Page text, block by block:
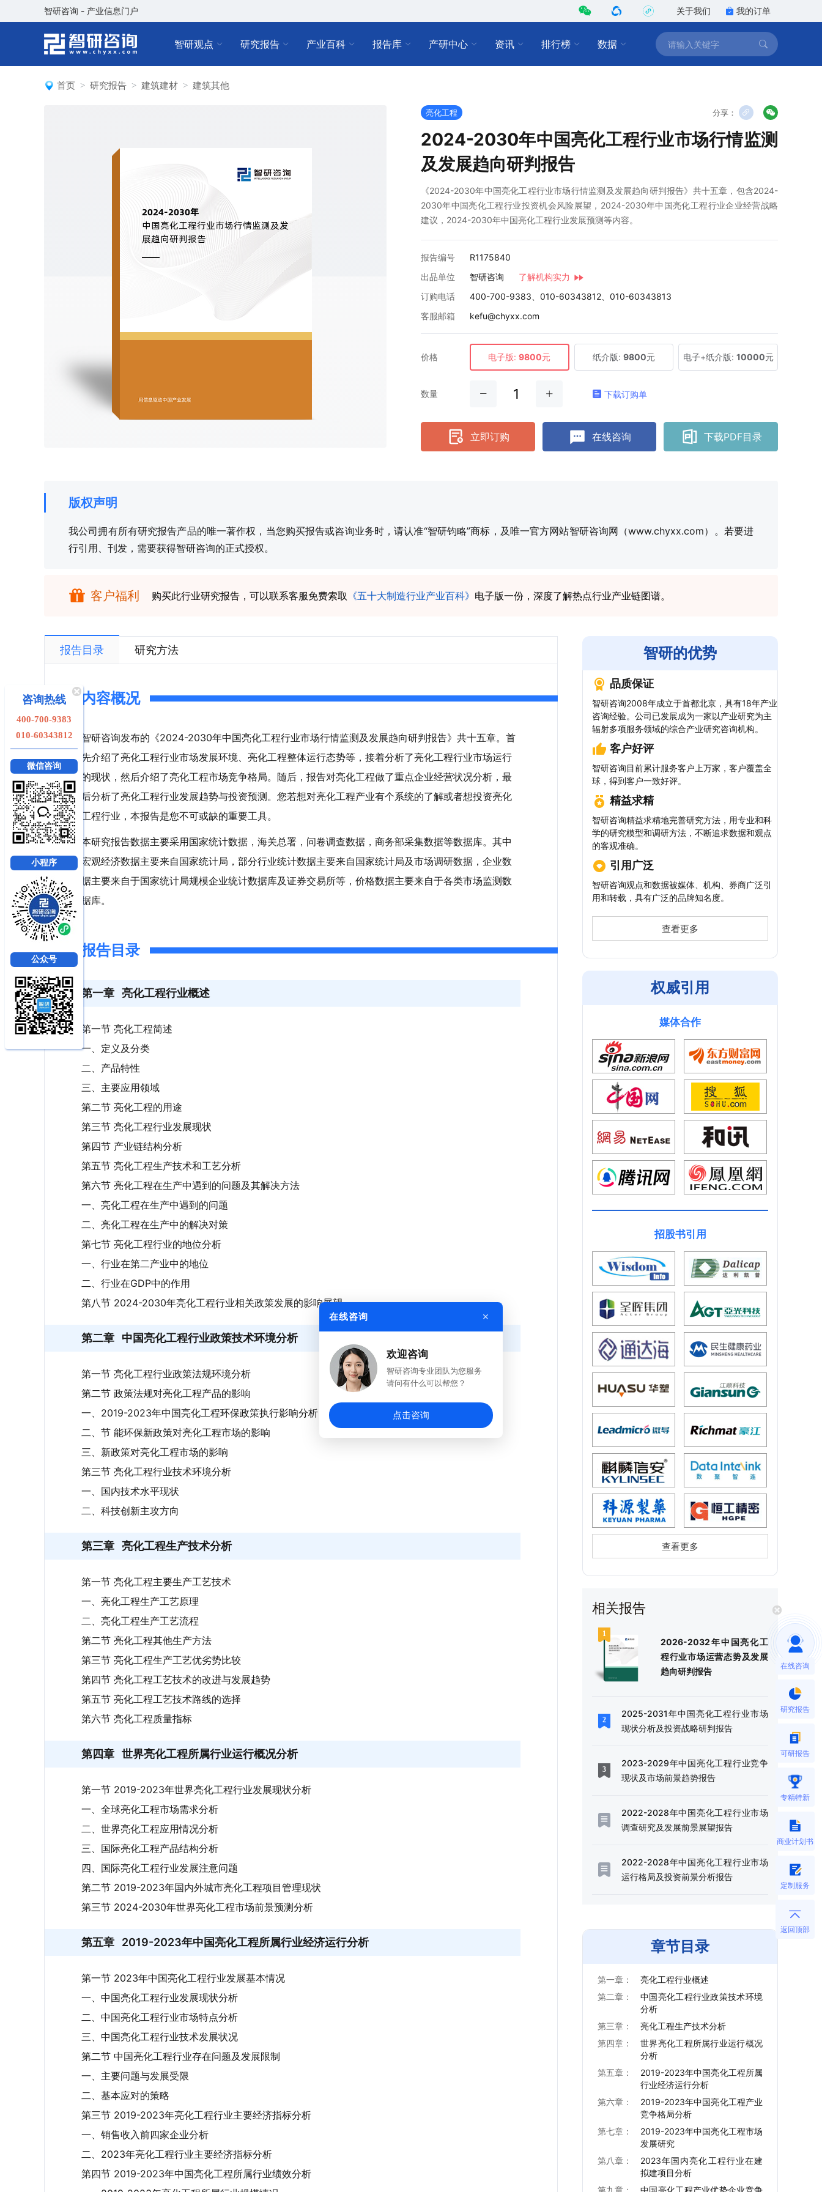
智研咨询 - 产业信息门户 关于我们 我的订单
智研观点 研究报告 产业百科 报告库 产研中心 资讯 排行榜 数据
首页 研究报告 建筑建材 建筑其他
亮化工程 分享：
2024-2030年中国亮化工程行业市场行情监测
及发展趋向研判报告
《2024-2030年中国亮化工程行业市场行情监测及发展趋向研判报告》共十五章，包含2024-
2030年中国亮化工程行业投资机会风险展望，2024-2030年中国亮化工程行业企业经营战略
建议，2024-2030年中国亮化工程行业发展预测等内容。
报告编号
R1175840
出品单位
智研咨询
了解机构实力
订购电话
400-700-9383、010-60343812、010-60343813
客服邮箱
kefu@chyxx.com
价格 电子版: 9800元 纸介版: 9800元 电子+纸介版: 10000元
数量 下载订购单
立即订购 在线咨询 下载PDF目录
版权声明
我公司拥有所有研究报告产品的唯一著作权，当您购买报告或咨询业务时，请认准“智研钧略”商标，及唯一官方网站智研咨询网（www.chyxx.com）。若要进
行引用、刊发，需要获得智研咨询的正式授权。
客户福利 购买此行业研究报告，可以联系客服免费索取 《五十大制造行业产业百科》 电子版一份，深度了解热点行业产业链图谱。
报告目录 研究方法
内容概况
智研咨询发布的《2024-2030年中国亮化工程行业市场行情监测及发展趋向研判报告》共十五章。首
先介绍了亮化工程行业市场发展环境、亮化工程整体运行态势等，接着分析了亮化工程行业市场运行
的现状，然后介绍了亮化工程市场竞争格局。随后，报告对亮化工程做了重点企业经营状况分析，最
后分析了亮化工程行业发展趋势与投资预测。您若想对亮化工程产业有个系统的了解或者想投资亮化
工程行业，本报告是您不可或缺的重要工具。
本研究报告数据主要采用国家统计数据，海关总署，问卷调查数据，商务部采集数据等数据库。其中
宏观经济数据主要来自国家统计局，部分行业统计数据主要来自国家统计局及市场调研数据，企业数
据主要来自于国家统计局规模企业统计数据库及证券交易所等，价格数据主要来自于各类市场监测数
据库。
报告目录
第一章 亮化工程行业概述
第一节 亮化工程简述
一、定义及分类
二、产品特性
三、主要应用领域
第二节 亮化工程的用途
第三节 亮化工程行业发展现状
第四节 产业链结构分析
第五节 亮化工程生产技术和工艺分析
第六节 亮化工程在生产中遇到的问题及其解决方法
一、亮化工程在生产中遇到的问题
二、亮化工程在生产中的解决对策
第七节 亮化工程行业的地位分析
一、行业在第二产业中的地位
二、行业在GDP中的作用
第八节 2024-2030年亮化工程行业相关政策发展的影响展望
第二章 中国亮化工程行业政策技术环境分析
第一节 亮化工程行业政策法规环境分析
第二节 政策法规对亮化工程产品的影响
一、2019-2023年中国亮化工程环保政策执行影响分析
二、节 能环保新政策对亮化工程市场的影响
三、新政策对亮化工程市场的影响
第三节 亮化工程行业技术环境分析
一、国内技术水平现状
二、科技创新主攻方向
第三章 亮化工程生产技术分析
第一节 亮化工程主要生产工艺技术
一、亮化工程生产工艺原理
二、亮化工程生产工艺流程
第二节 亮化工程其他生产方法
第三节 亮化工程生产工艺优劣势比较
第四节 亮化工程工艺技术的改进与发展趋势
第五节 亮化工程工艺技术路线的选择
第六节 亮化工程质量指标
第四章 世界亮化工程所属行业运行概况分析
第一节 2019-2023年世界亮化工程行业发展现状分析
一、全球亮化工程市场需求分析
二、世界亮化工程应用情况分析
三、国际亮化工程产品结构分析
四、国际亮化工程行业发展注意问题
第二节 2019-2023年国内外城市亮化工程项目管理现状
第三节 2024-2030年世界亮化工程市场前景预测分析
第五章 2019-2023年中国亮化工程所属行业经济运行分析
第一节 2023年中国亮化工程行业发展基本情况
一、中国亮化工程行业发展现状分析
二、中国亮化工程行业市场特点分析
三、中国亮化工程行业技术发展状况
第二节 中国亮化工程行业存在问题及发展限制
一、主要问题与发展受限
二、基本应对的策略
第三节 2019-2023年亮化工程行业主要经济指标分析
一、销售收入前四家企业分析
二、2023年亮化工程行业主要经济指标分析
第四节 2019-2023年中国亮化工程所属行业绩效分析
智研的优势
品质保证
智研咨询2008年成立于首都北京，具有18年产业
咨询经验。公司已发展成为一家以产业研究为主
辐射多项服务领域的综合产业研究咨询机构。
客户好评
智研咨询目前累计服务客户上万家，客户覆盖全
球，得到客户一致好评。
精益求精
智研咨询精益求精地完善研究方法，用专业和科
学的研究模型和调研方法，不断追求数据和观点
的客观准确。
引用广泛
智研咨询观点和数据被媒体、机构、券商广泛引
用和转载，具有广泛的品牌知名度。
查看更多
权威引用
媒体合作
招股书引用
查看更多
相关报告
2026-2032年中国亮化工
程行业市场运营态势及发展
趋向研判报告
2025-2031年中国亮化工程行业市场
现状分析及投资战略研判报告
2023-2029年中国亮化工程行业竞争
现状及市场前景趋势报告
2022-2028年中国亮化工程行业市场
调查研究及发展前景展望报告
2022-2028年中国亮化工程行业市场
运行格局及投资前景分析报告
章节目录
第一章：
亮化工程行业概述
第二章：
中国亮化工程行业政策技术环境
分析
第三章：
亮化工程生产技术分析
第四章：
世界亮化工程所属行业运行概况
分析
第五章：
2019-2023年中国亮化工程所属
行业经济运行分析
第六章：
2019-2023年中国亮化工程产业
竞争格局分析
第七章：
2019-2023年中国亮化工程市场
发展研究
第八章：
2023年国内亮化工程行业在建
拟建项目分析
在线咨询
研究报告
可研报告
专精特新
商业计划书
定制服务
返回顶部
在线咨询 ×
欢迎咨询
智研咨询专业团队为您服务
请问有什么可以帮您？
点击咨询
咨询热线
400-700-9383
010-60343812
微信咨询
小程序
公众号